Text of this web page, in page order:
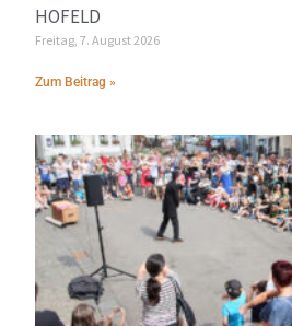
HOFELD
Freitag, 7. August 2026
Zum Beitrag »